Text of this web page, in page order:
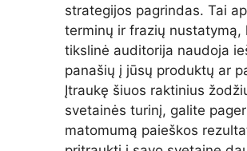
strategijos pagrindas. Tai
terminų ir frazių nustatymą,
tikslinė auditorija naudoja
panašių į jūsų produktų ar
Įtraukę šiuos raktinius
svetainės turinį, galite
matomumą paieškos